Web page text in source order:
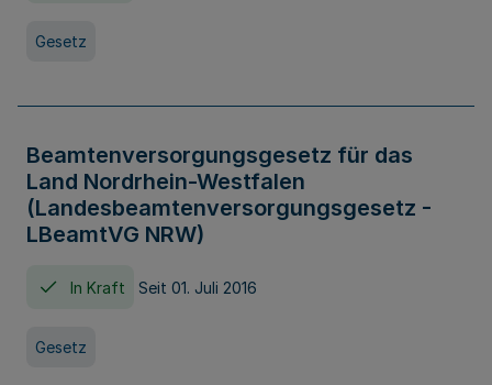
Gesetz
Beamtenversorgungsgesetz für das
Land Nordrhein-Westfalen
(Landesbeamtenversorgungsgesetz -
LBeamtVG NRW)
In Kraft Seit 01. Juli 2016
Gesetz